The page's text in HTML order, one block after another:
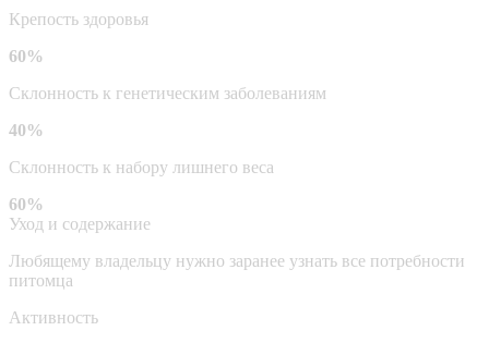
Крепость здоровья
60%
Склонность к генетическим заболеваниям
40%
Склонность к набору лишнего веса
60%
Уход и содержание
Любящему владельцу нужно заранее узнать все потребности
питомца
Активность